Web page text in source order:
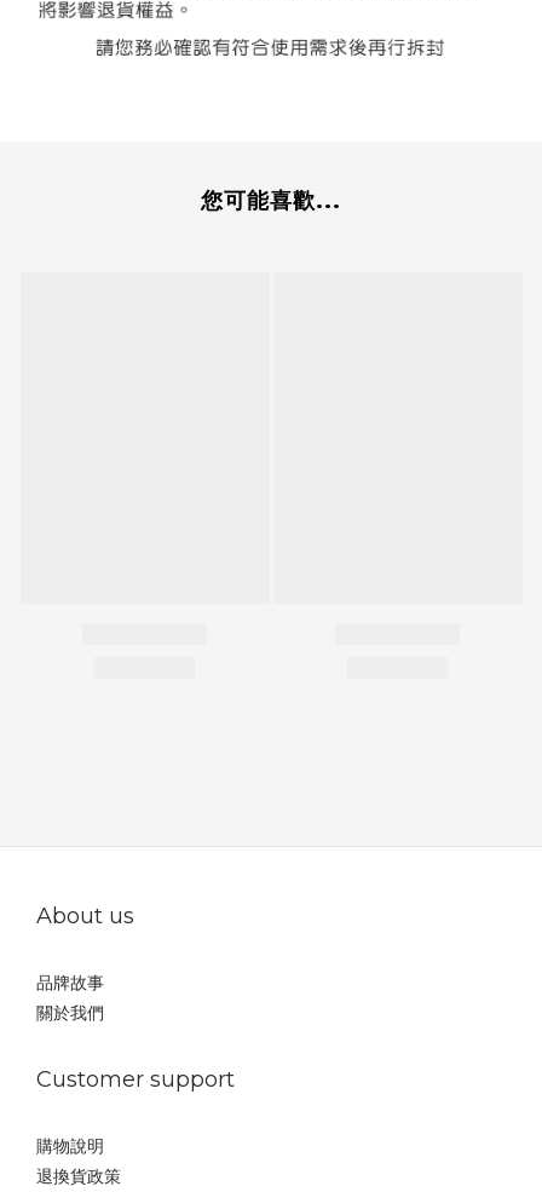
您可能喜歡...
About us
品牌故事
關於我們
Customer support
購物說明
退換貨政策